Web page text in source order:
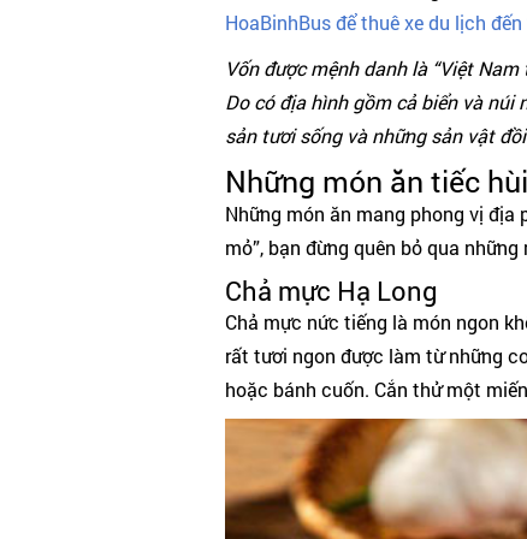
HoaBinhBus để thuê xe du lịch đến
Vốn được mệnh danh là “Việt
Do có địa hình gồm cả biển và núi
sản tươi sống và những sản vật
Những món ăn tiếc
Những món ăn mang phong vị
mỏ”, bạn đừng quên bỏ qua những
Chả mực Hạ Long
Chả mực nức tiếng là món ngon
rất tươi ngon được làm từ những
hoặc bánh cuốn. Cắn thử một